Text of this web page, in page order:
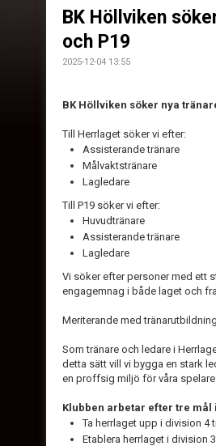
BK Höllviken
och P19
2025-12-04 13:55
BK Höllviken söker nya
Till Herrlaget söker vi efter:
Assisterande tränare
Målvaktstränare
Lagledare
Till P19 söker vi efter:
Huvudtränare
Assisterande tränare
Lagledare
Vi söker efter personer med ett
engagemnag i både laget och
Meriterande med
Som tränare och ledare i
detta sätt vill vi bygga en stark
en proffsig miljö för våra
Klubben arbetar efter tre mål
Ta herrlaget upp i division 4
Etablera herrlaget i division